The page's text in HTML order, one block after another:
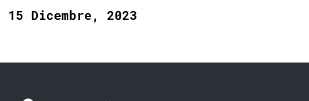
15 Dicembre, 2023